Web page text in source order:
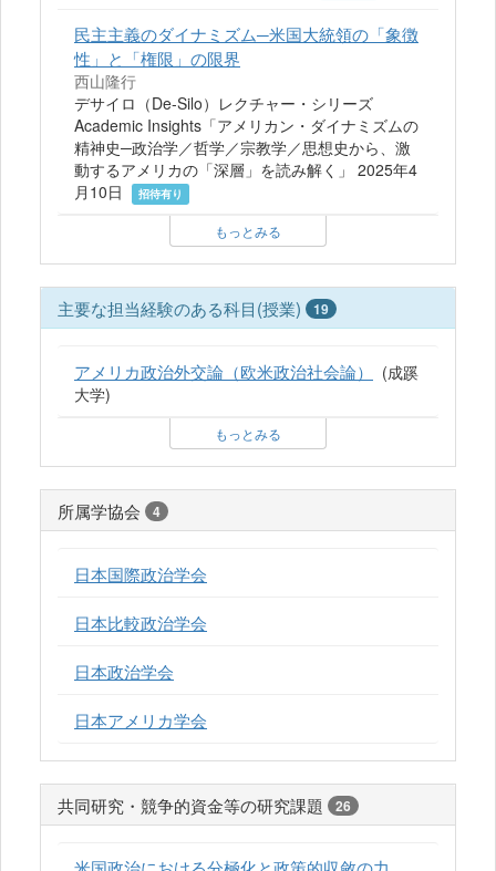
民主主義のダイナミズム─米国大統領の「象徴
性」と「権限」の限界
西山隆行
デサイロ（De-Silo）レクチャー・シリーズ
Academic Insights「アメリカン・ダイナミズムの
精神史─政治学／哲学／宗教学／思想史から、激
動するアメリカの「深層」を読み解く」 2025年4
月10日
招待有り
もっとみる
主要な担当経験のある科目(授業) 19
アメリカ政治外交論（欧米政治社会論）
(成蹊
大学)
もっとみる
所属学協会 4
日本国際政治学会
日本比較政治学会
日本政治学会
日本アメリカ学会
共同研究・競争的資金等の研究課題 26